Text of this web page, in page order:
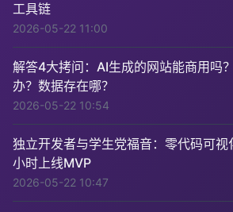
工具链
2026-05-22 11:00
解答4大拷问：AI生成的网站能商用吗
办？数据存在哪？
2026-05-22 10:54
独立开发者与学生党福音：零代码可
小时上线MVP
2026-05-22 10:47